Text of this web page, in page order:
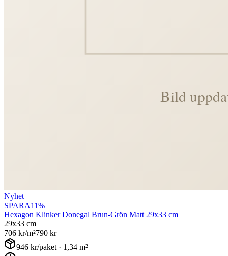
Nyhet
SPARA11%
Hexagon Klinker Donegal Brun-Grön Matt 29x33 cm
29x33 cm
706 kr/m²790 kr
946 kr/paket · 1,34 m²